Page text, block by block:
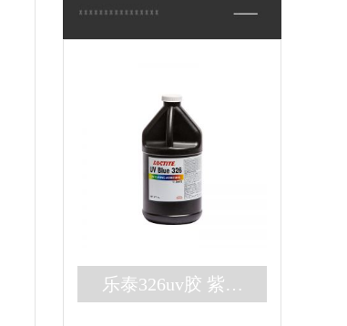
乐泰326uv胶 紫外